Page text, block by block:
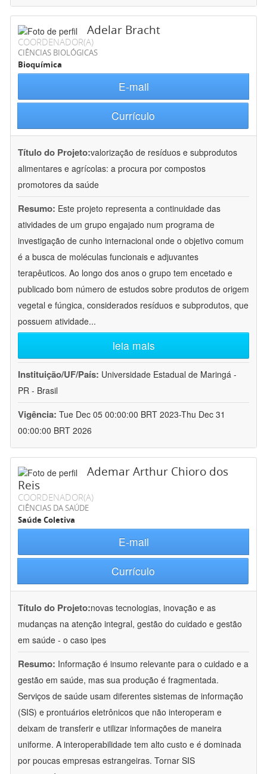
Adelar Bracht
COORDENADOR(A)
CIÊNCIAS BIOLÓGICAS
Bioquímica
E-mail
Currículo
Título do Projeto:valorização de resíduos e subprodutos
alimentares e agrícolas: a procura por compostos
promotores da saúde
Resumo: Este projeto representa a continuidade das
atividades de um grupo engajado num programa de
investigação de cunho internacional onde o objetivo comum
é a busca de moléculas funcionais e adjuvantes
terapêuticos. Ao longo dos anos o grupo tem encetado e
publicado bom número de estudos sobre produtos de origem
vegetal e fúngica, considerados resíduos e subprodutos, que
possuem atividade...
leia mais
Instituição/UF/País: Universidade Estadual de Maringá -
PR - Brasil
Vigência: Tue Dec 05 00:00:00 BRT 2023-Thu Dec 31
00:00:00 BRT 2026
Ademar Arthur Chioro dos
Reis
COORDENADOR(A)
CIÊNCIAS DA SAÚDE
Saúde Coletiva
E-mail
Currículo
Título do Projeto:novas tecnologias, inovação e as
mudanças na atenção integral, gestão do cuidado e gestão
em saúde - o caso ipes
Resumo: Informação é insumo relevante para o cuidado e a
gestão em saúde, mas sua produção é fragmentada.
Serviços de saúde usam diferentes sistemas de informação
(SIS) e prontuários eletrônicos que não interoperam e
deixam de transferir e utilizar informações de maneira
uniforme. A interoperabilidade tem alto custo e é dominada
por poucas empresas estrangeiras. Tornar SIS